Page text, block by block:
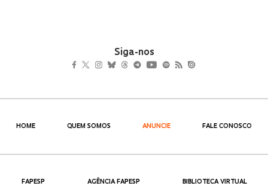
Siga-nos
HOME QUEM SOMOS ANUNCIE FALE CONOSCO
FAPESP AGÊNCIA FAPESP BIBLIOTECA VIRTUAL